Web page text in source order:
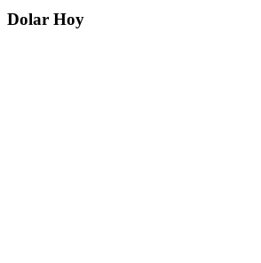
Dolar Hoy